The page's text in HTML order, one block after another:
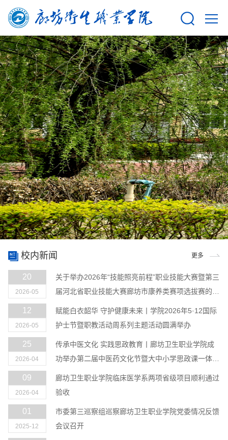
校内新闻 更多
20
2026-05
关于举办2026年“技能照亮前程”职业技能大赛暨第三
届河北省职业技能大赛廊坊市康养类赛项选拔赛的通
知
12
2026-05
赋能白衣韶华 守护健康未来丨学院2026年5·12国际
护士节暨职教活动周系列主题活动圆满举办
25
2026-04
传承中医文化 实践思政教育丨廊坊卫生职业学院成
功举办第二届中医药文化节暨大中小学思政课一体化
建设主题实践活动
09
2026-04
廊坊卫生职业学院临床医学系两项省级项目顺利通过
验收
01
2025-12
市委第三巡察组巡察廊坊卫生职业学院党委情况反馈
会议召开